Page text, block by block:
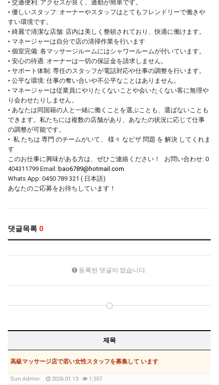
• 交通便利: アクセスが良く、通勤が簡単です。
• 優しいスタッフ: オーナーやスタッフはとてもフレンドリーで働きや
すい環境です。
• 綺麗で清潔な店舗: 店内は美しく整頓されており、快適に働けます。
• マネージャーは自分で店の清掃作業を行います
• 個室完備: 各マッサージルームにはシャワールームが付いています。
• 安心の待遇: オーナーは一切の保証金を請求しません。
• サポート体制: 専任のスタッフが電話対応や仕事の調整を行います。
• 公平な環境: 仕事の奪い合いや不公平なことはありません。
• マネージャーは従業員にやりたくないことや会いたくない客に無理や
り会わせたりしません。
• あなたは同国籍の人と一緒に働くことを選ぶことも、選ばないことも
できます。私たちには複数の店舗があり、あなたの状況に応じて仕事
の調整が可能です。
• 私 たちは 専門 のチームがいて、 様々 なビザ 問題 を 解決 してくれま
す
このお仕事に興味がある方は、ぜひご連絡ください！ お問い合わせ: 0
404311799 Email: bao6789@hotmail.com
Whats App: 0450 789 321 ( 日本語)
あなたのご応募をお待ちしています！
댓글목록 0
등록된 댓글이 없습니다.
제목
高級マッサージ店で若い女性スタッフを募集して います
Sun Admin 2026.01.13 1,557